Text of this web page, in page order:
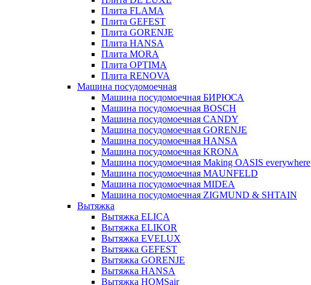
Плита FLAMA
Плита GEFEST
Плита GORENJE
Плита HANSA
Плита MORA
Плита OPTIMA
Плита RENOVA
Машина посудомоечная
Машина посудомоечная БИРЮСА
Машина посудомоечная BOSCH
Машина посудомоечная CANDY
Машина посудомоечная GORENJE
Машина посудомоечная HANSA
Машина посудомоечная KRONA
Машина посудомоечная Making OASIS everywhere
Машина посудомоечная MAUNFELD
Машина посудомоечная MIDEA
Машина посудомоечная ZIGMUND & SHTAIN
Вытяжка
Вытяжка ELICA
Вытяжка ELIKOR
Вытяжка EVELUX
Вытяжка GEFEST
Вытяжка GORENJE
Вытяжка HANSA
Вытяжка HOMSair